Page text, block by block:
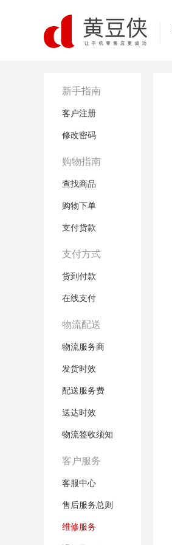
新手指南
客户注册
修改密码
购物指南
查找商品
购物下单
支付货款
支付方式
货到付款
在线支付
物流配送
物流服务商
发货时效
配送服务费
送达时效
物流签收须知
客户服务
客服中心
售后服务总则
维修服务